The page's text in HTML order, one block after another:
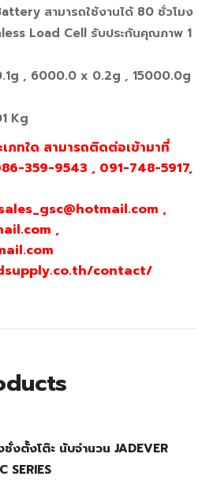
สามารถใช้งานได้ 80 ชั่วโมง
Load Cell รับประกันคุณภาพ 1
, 6000.0 x 0.2g , 15000.0g
Kg
ภทใด สามารถติดต่อเข้ามาที่
359-9543 , 091-748-5917,
,
,
contact/
ชั่งตั้งโต๊ะ นับจำนวน JADEVER
SERIES